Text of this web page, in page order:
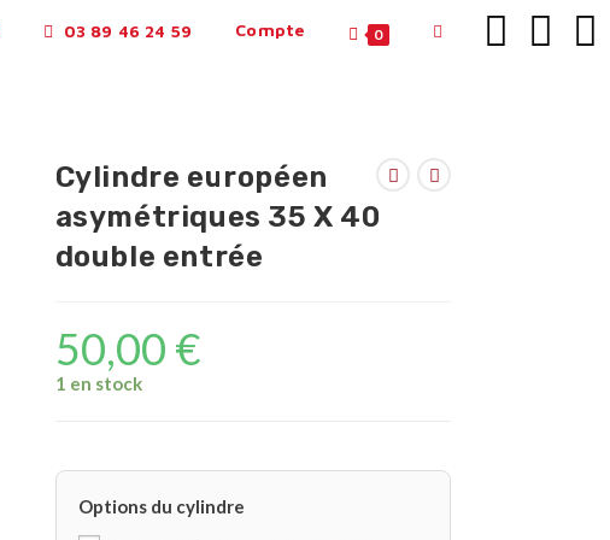
03 89 46 24 59 Compte 0
Cylindre européen
asymétriques 35 X 40
double entrée
50,00 €
1 en stock
Options du cylindre